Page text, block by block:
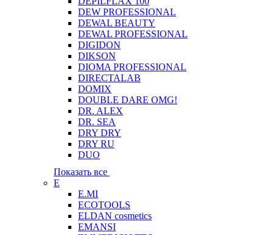
DEW PROFESSIONAL
DEWAL BEAUTY
DEWAL PROFESSIONAL
DIGIDON
DIKSON
DIOMA PROFESSIONAL
DIRECTALAB
DOMIX
DOUBLE DARE OMG!
DR. ALEX
DR. SEA
DRY DRY
DRY RU
DUO
Показать все
E
E.MI
ECOTOOLS
ELDAN cosmetics
EMANSI